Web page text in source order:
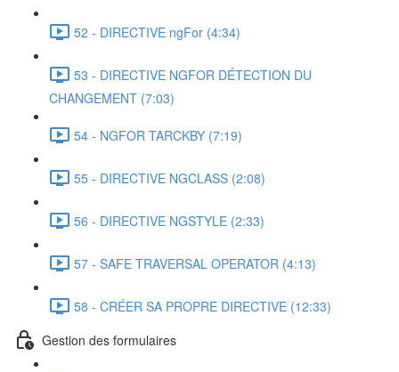
52 - DIRECTIVE ngFor (4:34)
53 - DIRECTIVE NGFOR DÉTECTION DU
CHANGEMENT (7:03)
54 - NGFOR TARCKBY (7:19)
55 - DIRECTIVE NGCLASS (2:08)
56 - DIRECTIVE NGSTYLE (2:33)
57 - SAFE TRAVERSAL OPERATOR (4:13)
58 - CRÉER SA PROPRE DIRECTIVE (12:33)
Gestion des formulaires